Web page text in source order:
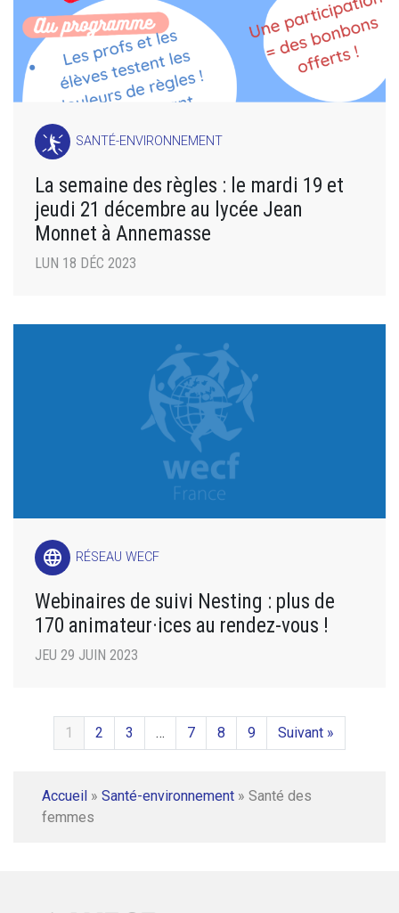
SANTÉ-ENVIRONNEMENT
La semaine des règles : le mardi 19 et
jeudi 21 décembre au lycée Jean
Monnet à Annemasse
LUN 18 DÉC 2023
language RÉSEAU WECF
Webinaires de suivi Nesting : plus de
170 animateur·ices au rendez-vous !
JEU 29 JUIN 2023
1 2 3 … 7 8 9 Suivant »
Accueil » Santé-environnement » Santé des
femmes